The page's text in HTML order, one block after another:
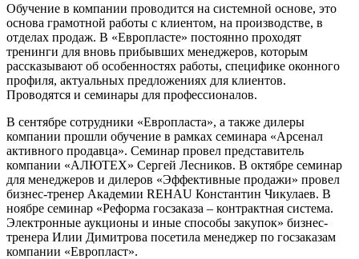
Обучение в компании проводится на системной основе, это
основа грамотной работы с клиентом, на производстве, в
отделах продаж. В «Европласте» постоянно проходят
тренинги для вновь прибывших менеджеров, которым
рассказывают об особенностях работы, специфике оконного
профиля, актуальных предложениях для клиентов.
Проводятся и семинары для профессионалов.
В сентябре сотрудники «Европласта», а также дилеры
компании прошли обучение в рамках семинара «Арсенал
активного продавца». Семинар провел представитель
компании «АЛЮТЕХ» Сергей Лесников. В октябре семинар
для менеджеров и дилеров «Эффективные продажи» провел
бизнес-тренер Академии REHAU Константин Чикулаев. В
ноябре семинар «Реформа госзаказа – контрактная система.
Электронные аукционы и иные способы закупок» бизнес-
тренера Илии Димитрова посетила менеджер по госзаказам
компании «Европласт».